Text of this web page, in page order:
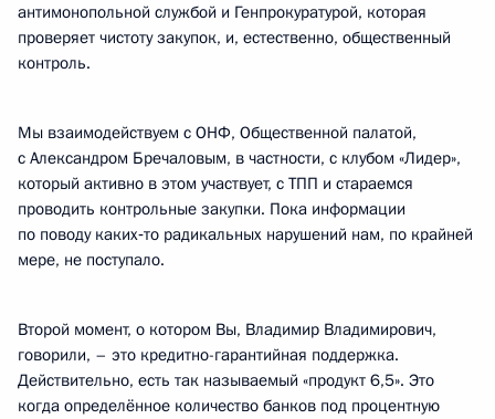
антимонопольной службой и Генпрокуратурой, которая
проверяет чистоту закупок, и, естественно, общественный
контроль.
Мы взаимодействуем с ОНФ, Общественной палатой,
с Александром Бречаловым, в частности, с клубом «Лидер»,
который активно в этом участвует, с ТПП и стараемся
проводить контрольные закупки. Пока информации
по поводу каких‑то радикальных нарушений нам, по крайней
мере, не поступало.
Второй момент, о котором Вы, Владимир Владимирович,
говорили, – это кредитно-гарантийная поддержка.
Действительно, есть так называемый «продукт 6,5». Это
когда определённое количество банков под процентную